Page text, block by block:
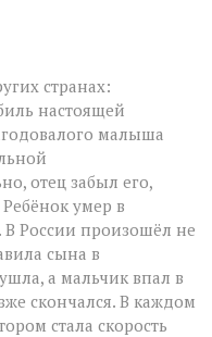
странах:
настоящей
малыша
отец забыл его,
Ребёнок умер в
России произошёл не
сына в
а мальчик впал в
скончался. В каждом
стала скорость